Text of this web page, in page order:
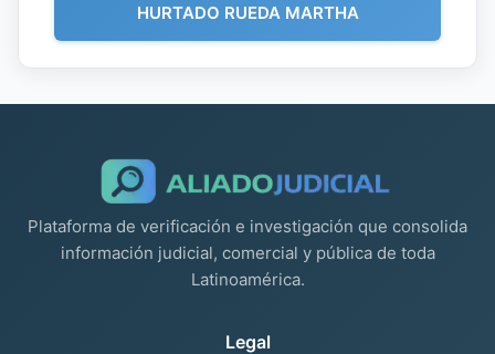
HURTADO RUEDA MARTHA
Plataforma de verificación e investigación que consolida
información judicial, comercial y pública de toda
Latinoamérica.
Legal